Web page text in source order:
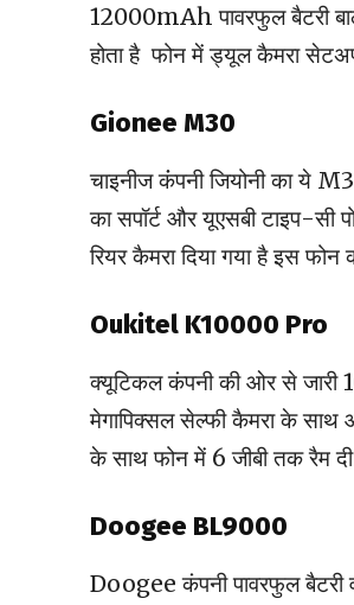
12000mAh पावरफुल बैटरी
होता है फोन में ड्यूल कैमरा सेटअप
Gionee M30
चाइनीज कंंपनी जियोनी का ये
का सपॉर्ट और यूएसबी टाइप-सी
रियर कैमरा दिया गया है इस
Oukitel K10000 Pro
क्यूटिकल कंपनी की ओर से जारी
मेगापिक्सल सेल्फी कैमरा के
के साथ फोन में 6 जीबी तक रैम दी
Doogee BL9000
Doogee कंपनी पावरफुल